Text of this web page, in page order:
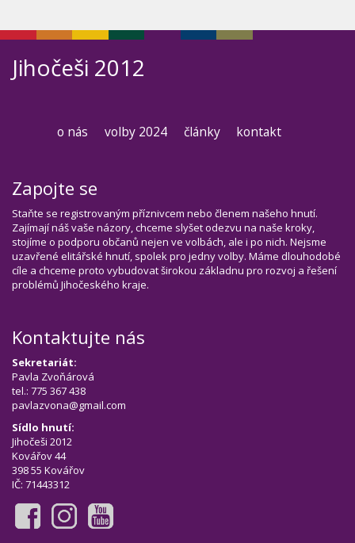
Jihočeši 2012
o nás volby 2024 články kontakt
Zapojte se
Staňte se registrovaným příznivcem nebo členem našeho hnutí.
Zajímají náš vaše názory, chceme slyšet odezvu na naše kroky,
stojíme o podporu občanů nejen ve volbách, ale i po nich. Nejsme
uzavřené elitářské hnutí, spolek pro jedny volby. Máme dlouhodobé
cíle a chceme proto vybudovat širokou základnu pro rozvoj a řešení
problémů Jihočeského kraje.
Kontaktujte nás
Sekretariát:
Pavla Zvoňárová
tel.: 775 367 438
pavlazvona@gmail.com
Sídlo hnutí:
Jihočeši 2012
Kovářov 44
398 55 Kovářov
IČ: 71443312